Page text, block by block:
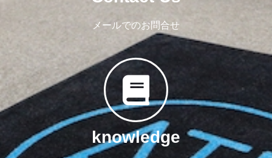
メールでのお問合せ
knowledge